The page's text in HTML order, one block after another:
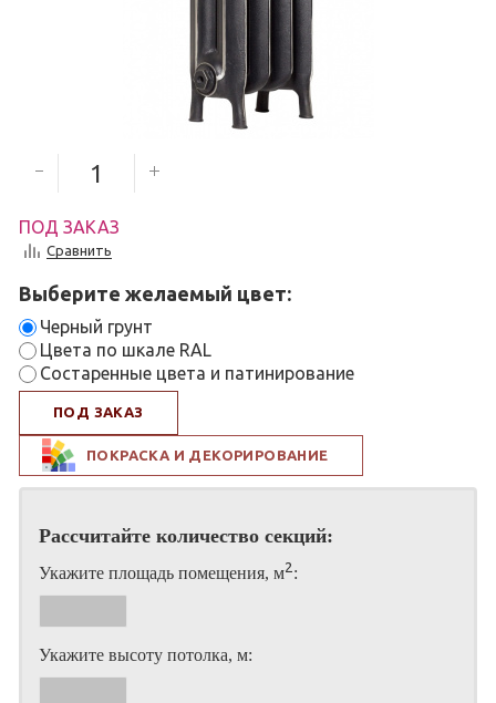
ПОД ЗАКАЗ
Сравнить
Выберите желаемый цвет:
Черный грунт
Цвета по шкале RAL
Состаренные цвета и патинирование
ПОД ЗАКАЗ
ПОКРАСКА И ДЕКОРИРОВАНИЕ
Рассчитайте количество секций:
Укажите площадь помещения, м2 :
Укажите высоту потолка, м: